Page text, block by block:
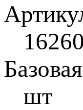
16260
шт